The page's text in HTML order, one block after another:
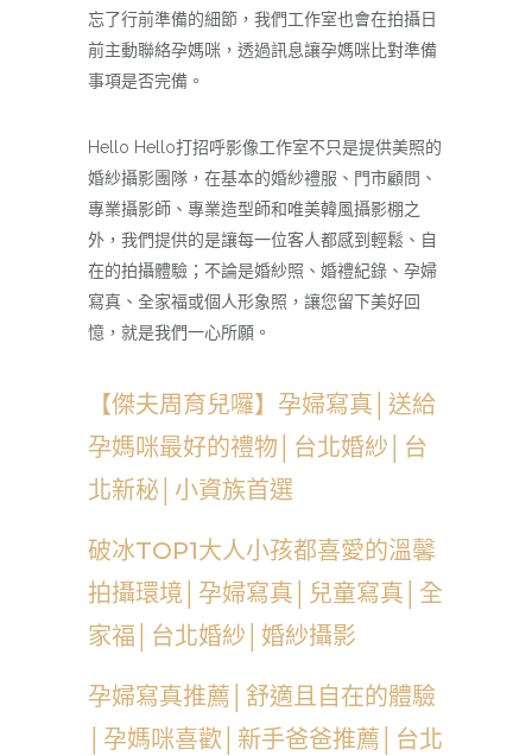
忘了行前準備的細節，我們工作室也會在拍攝日
前主動聯絡孕媽咪，透過訊息讓孕媽咪比對準備
事項是否完備。
Hello Hello打招呼影像工作室不只是提供美照的
婚紗攝影團隊，在基本的婚紗禮服、門市顧問、
專業攝影師、專業造型師和唯美韓風攝影棚之
外，我們提供的是讓每一位客人都感到輕鬆、自
在的拍攝體驗；不論是婚紗照、婚禮紀錄、孕婦
寫真、全家福或個人形象照，讓您留下美好回
憶，就是我們一心所願。
【傑夫周育兒囉】孕婦寫真│送給
孕媽咪最好的禮物│台北婚紗│台
北新秘│小資族首選
破冰TOP1大人小孩都喜愛的溫馨
拍攝環境│孕婦寫真│兒童寫真│全
家福│台北婚紗│婚紗攝影
孕婦寫真推薦│舒適且自在的體驗
│孕媽咪喜歡│新手爸爸推薦│台北